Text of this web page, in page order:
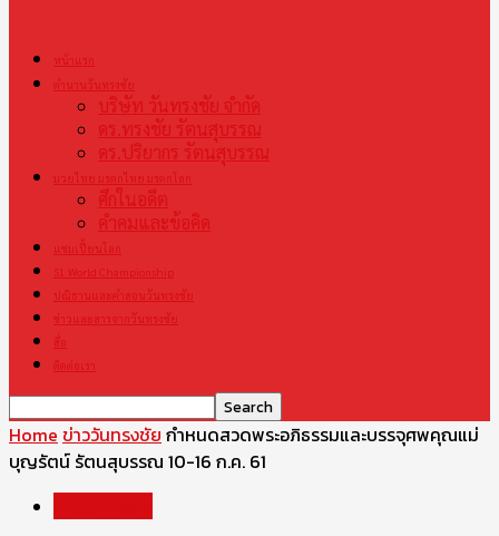
หน้าแรก
ตำนานวันทรงชัย
บริษัท วันทรงชัย จำกัด
ดร.ทรงชัย รัตนสุบรรณ
ดร.ปริยากร รัตนสุบรรณ
มวยไทย มรดกไทย มรดกโลก
ศึกในอดีต
คำคมและข้อคิด
แชมเปี้ยนโลก
S1 World Championship
ปณิธานและคำสอนวันทรงชัย
ข่าวและสารจากวันทรงชัย
สื่อ
ติดต่อเรา
Home ข่าววันทรงชัย กำหนดสวดพระอภิธรรมและบรรจุศพคุณแม่
บุญรัตน์ รัตนสุบรรณ 10-16 ก.ค. 61